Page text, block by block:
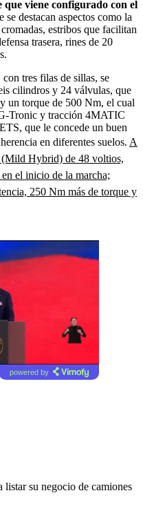
viene configurado con el
se destacan aspectos como la
estribos que facilitan
trasera, rines de 20
tres filas de sillas, se
cilindros y 24 válvulas, que
un torque de 500 Nm, el cual
Tronic y tracción 4MATIC
que le concede un buen
en diferentes suelos. A
(Mild Hybrid) de 48 voltios,
el inicio de la marcha;
250 Nm más de torque y
powered by
listar su negocio de camiones